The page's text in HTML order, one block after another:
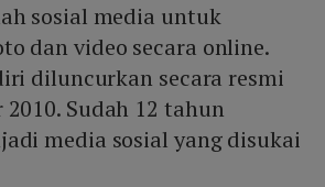
sosial media untuk
dan video secara online.
diluncurkan secara resmi
Sudah 12 tahun
media sosial yang disukai